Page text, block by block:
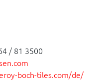
/ 81 3500
boch-tiles.com/de/